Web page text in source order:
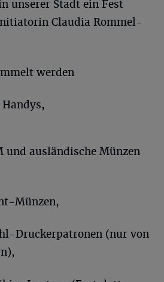
unserer Stadt ein Fest
Claudia Rommel-
werden
Handys,
und ausländische Münzen
Münzen,
Druckerpatronen (nur von